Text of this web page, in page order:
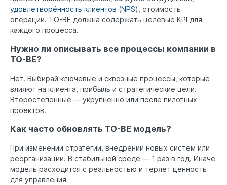
удовлетворённость клиентов (NPS) , стоимость
операции. TO-BE должна содержать целевые KPI для
каждого процесса.
Нужно ли описывать все процессы компании в
TO-BE?
Нет. Выбирай ключевые и сквозные процессы, которые
влияют на клиента, прибыль и стратегические цели.
Второстепенные — укрупнённо или после пилотных
проектов.
Как часто обновлять TO-BE модель?
При изменении стратегии, внедрении новых систем или
реорганизации. В стабильной среде — 1 раз в год. Иначе
модель расходится с реальностью и теряет ценность
для управления